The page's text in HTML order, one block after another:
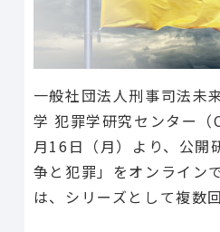
一般社団法人刑事司法未
学 犯罪学研究センター
月16日（月）より、公開
争と犯罪」をオンライン
は、 シリーズとして複数